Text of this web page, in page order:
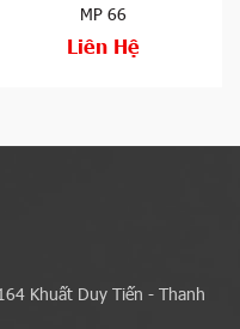
MP 66
Liên Hệ
Khuất Duy Tiến - Thanh